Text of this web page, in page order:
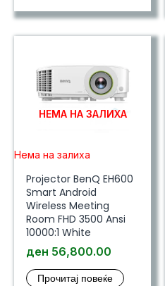
НЕМА НА ЗАЛИХА
Нема на залиха
Projector BenQ EH600
Smart Android
Wireless Meeting
Room FHD 3500 Ansi
10000:1 White
ден 56,800.00
Прочитај повеќе